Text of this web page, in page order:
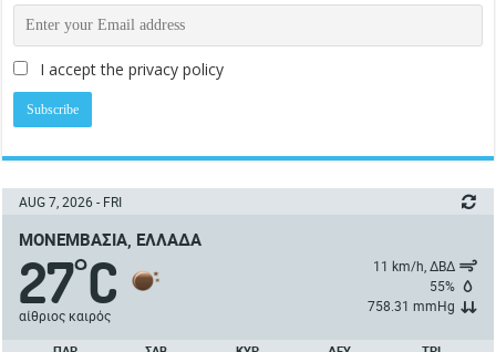
I accept the privacy policy
AUG 7, 2026 - FRI
ΜΟΝΕΜΒΑΣΙΆ, ΕΛΛΆΔΑ
27°C
αίθριος καιρός
11 km/h, ΔΒΔ
55%
758.31 mmHg